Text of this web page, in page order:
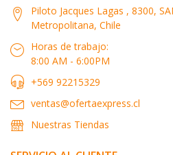
Piloto Jacques Lagas , 8300,
Metropolitana, Chile
Horas de trabajo:
8:00 AM - 6:00PM
+569 92215329
ventas@ofertaexpress.cl
Nuestras Tiendas